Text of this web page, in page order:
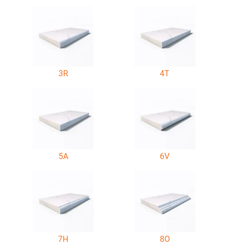
3R 4T
5A 6V
7H 8O